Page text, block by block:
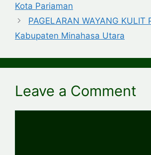
Kota Pariaman
PAGELARAN WAYANG KULIT
Kabupaten Minahasa Utara
Leave a Comment